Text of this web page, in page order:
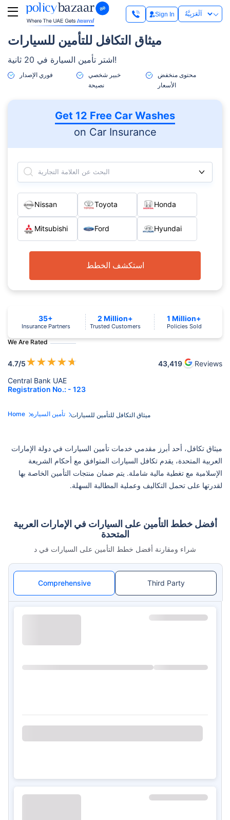
Sign In
ميثاق التكافل للتأمين للسيارات
اشتر تأمين السيارة في 20 ثانية!
فوري الإصدار
خبير شخصي
نصيحة
محتوى منخفض
الأسعار
Get 12 Free Car Washes
on Car Insurance
البحث عن العلامة التجارية
Nissan Toyota Honda
Mitsubishi Ford Hyundai
استكشف الخطط
We Are Rated
4.7/5★★★★★ 43,419
Reviews
Central Bank UAE
Registration No.: - 123
35+
Insurance Partners
2 Million+
Trusted Customers
1 Million+
Policies Sold
Home تأمين السيارة ميثاق التكافل للتأمين للسيارات
ميثاق تكافل، أحد أبرز مقدمي خدمات تأمين السيارات في دولة الإمارات
العربية المتحدة، يقدم تكافل السيارات المتوافق مع أحكام الشريعة
الإسلامية مع تغطية مالية شاملة. يتم ضمان منتجات التأمين الخاصة بها
لقدرتها على تحمل التكاليف وعملية المطالبة السهلة.
أفضل خطط التأمين على السيارات في الإمارات العربية
المتحدة
شراء ومقارنة أفضل خطط التأمين على السيارات في د
Comprehensive Third Party